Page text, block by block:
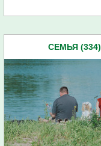
СЕМЬЯ (334)